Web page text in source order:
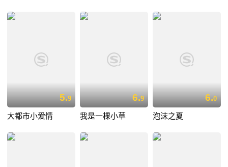
5.9
大都市小爱情
6.9
我是一棵小草
6.0
泡沫之夏